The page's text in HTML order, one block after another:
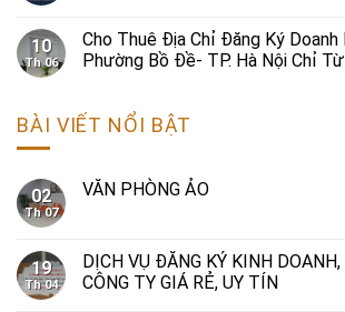
10
Th 06
Cho Thuê Địa Chỉ Đăng Ký Doanh
Phường Bồ Đề- TP. Hà Nội Chỉ
BÀI VIẾT NỔI BẬT
02
Th 07
VĂN PHÒNG ẢO
19
Th 04
DỊCH VỤ ĐĂNG KÝ KINH
CÔNG TY GIÁ RẺ, UY TÍN